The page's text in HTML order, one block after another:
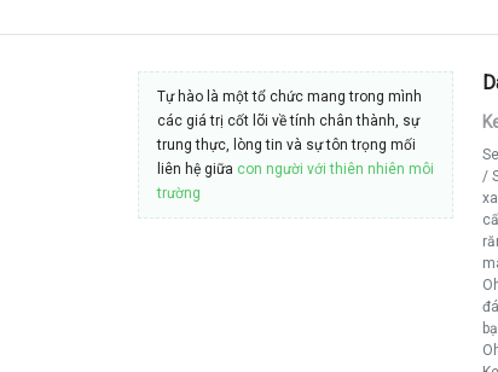
Tự hào là một tổ chức mang trong mình
các giá trị cốt lõi về tính chân thành, sự
trung thực, lòng tin và sự tôn trọng mối
liên hệ giữa con người với thiên nhiên môi
trường
/